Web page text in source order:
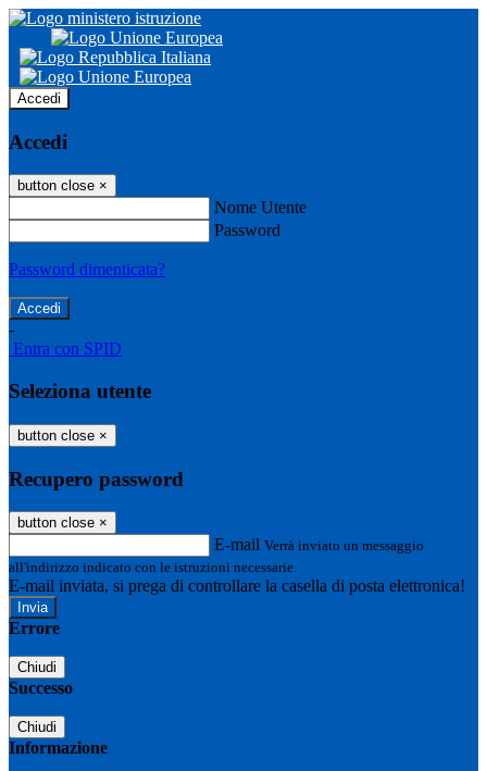
Accedi
Accedi
button close ×
Nome Utente
Password
Password dimenticata?
-
Entra con SPID
Seleziona utente
button close ×
Recupero password
button close ×
E-mail Verrà inviato un messaggio
all'indirizzo indicato con le istruzioni necessarie.
E-mail inviata, si prega di controllare la casella di posta elettronica!
Errore
Chiudi
Successo
Chiudi
Informazione